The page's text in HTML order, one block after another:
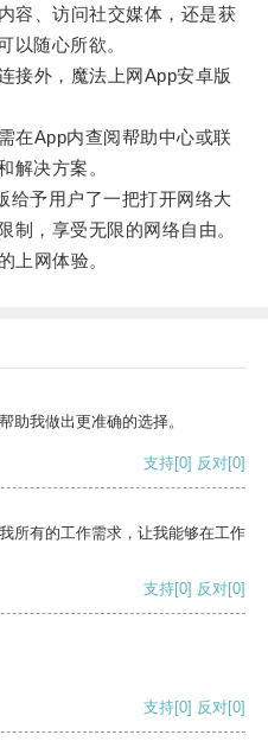
、访问社交媒体，还是获
以随心所欲。
外，魔法上网App安卓版
App内查阅帮助中心或联
解决方案。
予用户了一把打开网络大
制，享受无限的网络自由。
网体验。
助我做出更准确的选择。
支持[0] 反对[0]
所有的工作需求，让我能够在工作
支持[0] 反对[0]
支持[0] 反对[0]